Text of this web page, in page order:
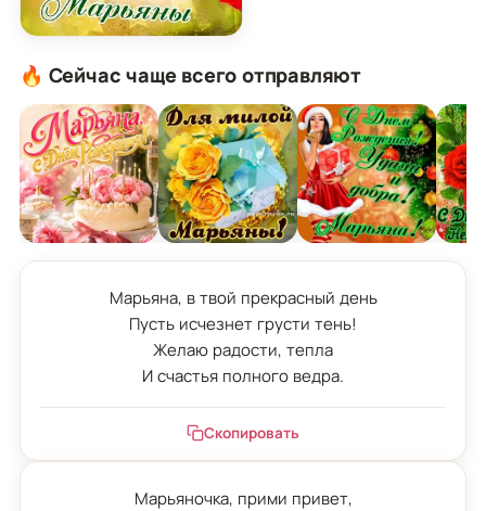
Картинка для милой Марьяны с подарком и
🔥 Сейчас чаще всего отправляют
Марьяна, в твой прекрасный день
Пусть исчезнет грусти тень!
Желаю радости, тепла
И счастья полного ведра.
Скопировать
Марьяночка, прими привет,